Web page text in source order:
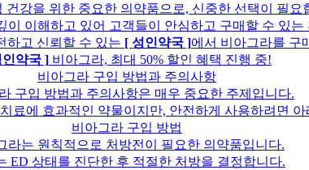
건강을 위한 중요한 의약품으로, 신중한 선택이 필요
이 이해하고 있어 고객들이 안심하고 구매할 수 있는
하고 신뢰할 수 있는 [ 성인약국 ]에서 비아그라를 구
인약국 ]비아그라, 최대 50% 할인 혜택 진행 중!
비아그라 구입 방법과 주의사항
구입 방법과 주의사항은 매우 중요한 주제입니다.
료에 효과적인 약물이지만, 안전하게 사용하려면
비아그라 구입 방법
라는 원칙적으로 처방전이 필요한 의약품입니다.
ED 상태를 진단한 후 적절한 처방을 결정합니다.